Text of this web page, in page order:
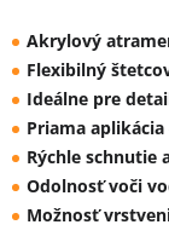
Akrylový
Flexibilný
Ideálne pre
Priama aplikácia
Rýchle schnutie
Odolnosť voči
Možnosť